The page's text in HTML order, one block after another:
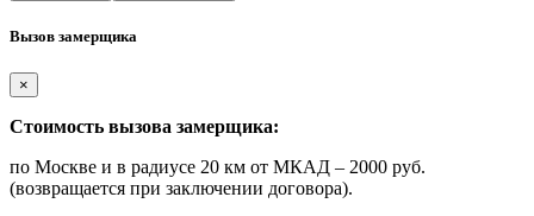
Вызов замерщика
×
Стоимость вызова замерщика:
по Москве и в радиусе 20 км от МКАД – 2000 руб.
(возвращается при заключении договора).